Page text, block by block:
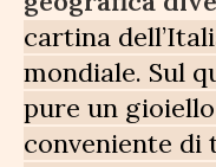
cartina
mondiale. Sul
pure un
conveniente di